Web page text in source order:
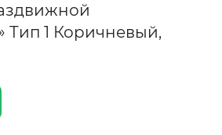
Тип 1 Коричневый,